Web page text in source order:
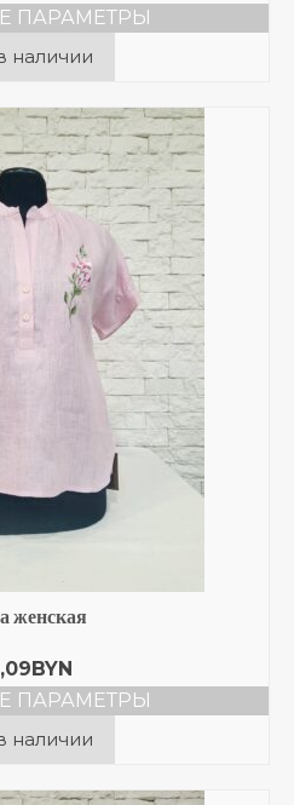
ПАРАМЕТРЫ
наличии
женская
BYN
ПАРАМЕТРЫ
наличии